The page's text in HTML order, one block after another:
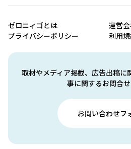
取材やメディア掲載、広告出稿に
事に関するお問合
お問い合わせフ
ゼロニィゴとは
運営
プライバシーポリシー
利用